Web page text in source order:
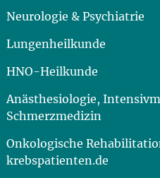
Neurologie & Psychiatrie
Lungenheilkunde
HNO-Heilkunde
Anästhesiologie,
Schmerzmedizin
Onkologische
krebspatienten.de